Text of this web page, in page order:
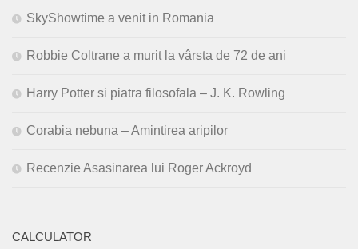
SkyShowtime a venit in Romania
Robbie Coltrane a murit la vârsta de 72 de ani
Harry Potter si piatra filosofala – J. K. Rowling
Corabia nebuna – Amintirea aripilor
Recenzie Asasinarea lui Roger Ackroyd
CALCULATOR